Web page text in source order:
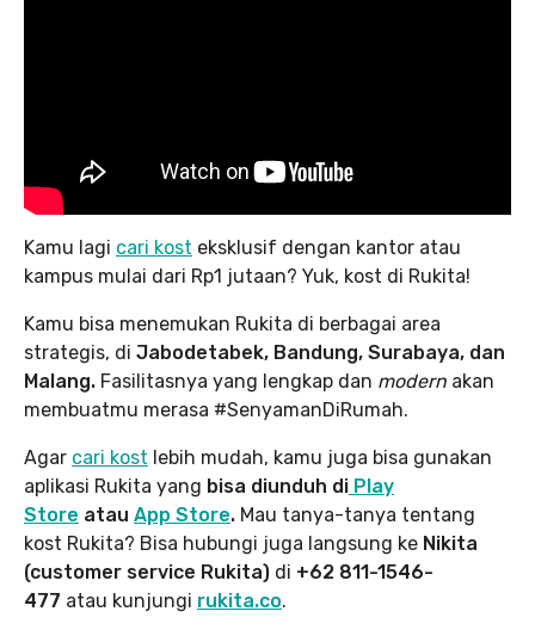
Kamu lagi cari kost eksklusif dengan kantor atau
kampus mulai dari Rp1 jutaan? Yuk, kost di Rukita!
Kamu bisa menemukan Rukita di berbagai area
strategis, di Jabodetabek, Bandung, Surabaya, dan
Malang. Fasilitasnya yang lengkap dan modern akan
membuatmu merasa #SenyamanDiRumah.
Agar cari kost lebih mudah, kamu juga bisa gunakan
aplikasi Rukita yang bisa diunduh di Play
Store atau App Store. Mau tanya-tanya tentang
kost Rukita? Bisa hubungi juga langsung ke Nikita
(customer service Rukita) di +62 811-1546-
477 atau kunjungi rukita.co.